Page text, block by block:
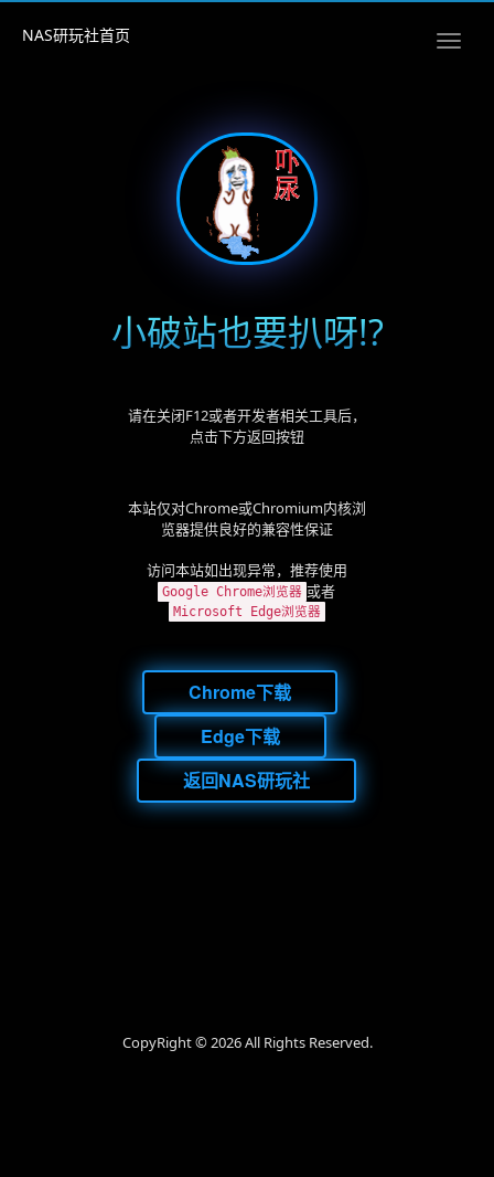
NAS研玩社首页
小破站也要扒呀!?
请在关闭F12或者开发者相关工具后，
点击下方返回按钮
本站仅对Chrome或Chromium内核浏
览器提供良好的兼容性保证
访问本站如出现异常，推荐使用
Google Chrome浏览器 或者
Microsoft Edge浏览器
Chrome下载
Edge下载
返回NAS研玩社
CopyRight ©2026 All Rights Reserved.